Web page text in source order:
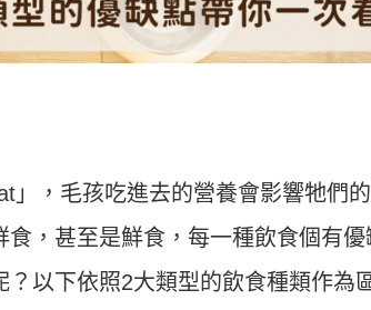
」，毛孩吃進去的營養會影響牠們
，甚至是鮮食，每一種飲食個有優
以下依照2大類型的飲食種類作為